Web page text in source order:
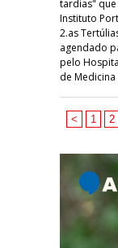
tardias"
Instituto
2.as
agendado
pelo
de
< 1 2